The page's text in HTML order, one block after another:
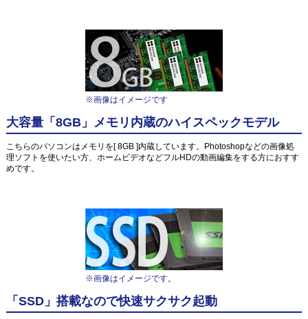
※画像はイメージです
大容量「8GB」メモリ内蔵のハイスペックモデル
こちらのパソコンはメモリを[ 8GB ]内蔵しています。Photoshopなどの画像処
理ソフトを使いたい方、ホームビデオなどフルHDの動画編集をする方におすす
めです。
※画像はイメージです。
「SSD」搭載なので快速サクサク起動